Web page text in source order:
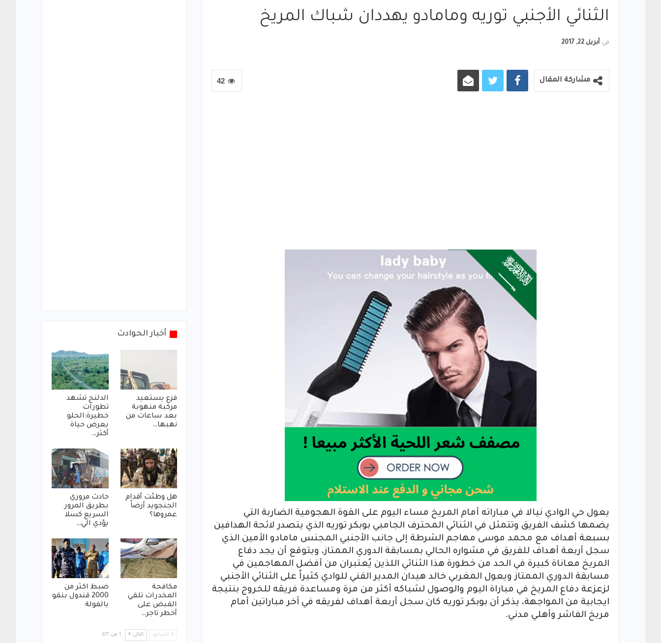
الثنائي الأجنبي توريه ومامادو يهددان شباك المريخ
في أبريل 22, 2017
42 مشاركة المقال
يعول حي الوادي نيالا في مباراته أمام المريخ مساء اليوم على القوة الهجومية الضاربة التي
يضمها كشف الفريق وتتمثل في الثنائي المحترف الجامبي بوبكر توريه الذي يتصدر لائحة الهدافين
بسبعة أهداف مع محمد موسى مهاجم الشرطة إلى جانب الأجنبي المجنس مامادو الأمين الذي
سجل أربعة أهداف للفريق في مشواره الحالي بمسابقة الدوري الممتاز، ويتوقع أن يجد دفاع
المريخ معاناة كبيرة في الحد من خطورة هذا الثنائي اللذين يُعتبران من أفضل المهاجمين في
مسابقة الدوري الممتاز ويعول المغربي خالد هيدان المدير الفني للوادي كثيراً على الثنائي الأجنبي
لزعزعة دفاع المريخ في مباراة اليوم والوصول لشباكه أكثر من مرة ومساعدة فريقه للخروج بنتيجة
ايجابية من المواجهة، يذكر أن بوبكر توريه كان سجل أربعة أهداف لفريقه في آخر مباراتين أمام
مريخ الفاشر وأهلي مدني.
أخبار الحوادث
فزع يستعيد
مركبة منهوبة
بعد ساعات من
نهبها…
الدلنج تشهد
تطورات
خطيرة:الحلو
يعرض حياة
أكثر…
هل وطئت أقدام
الجنجويد أرضاً
عمروها؟
حادث مروري
بطريق المرور
السريع كسلا
يؤدي الي…
مكافحة
المخدرات تلقي
القبض على
أخطر تاجر…
ضبط اكثر من
2000 قندول بنقو
بالفولة
السابق التالي 1 من 377